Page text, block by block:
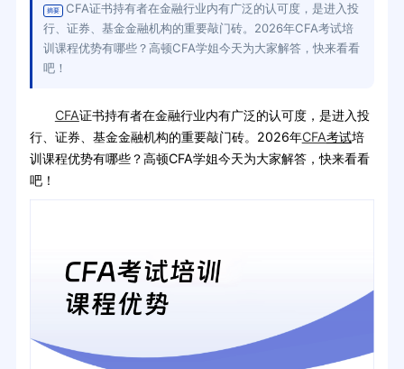
摘要
CFA证书持有者在金融行业内有广泛的认可度，是进入投
行、证券、基金金融机构的重要敲门砖。2026年CFA考试培
训课程优势有哪些？高顿CFA学姐今天为大家解答，快来看看
吧！
CFA证书持有者在金融行业内有广泛的认可度，是进入投
行、证券、基金金融机构的重要敲门砖。2026年CFA考试培
训课程优势有哪些？高顿CFA学姐今天为大家解答，快来看看
吧！